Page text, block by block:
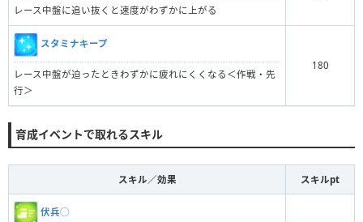
レース中盤に追い抜くと速度がわずかに上がる
スタミナキープ
レース中盤が迫ったときわずかに疲れにくくなる＜作戦・先
行＞
180
育成イベントで取れるスキル
スキル／効果 スキルpt
伏兵◯